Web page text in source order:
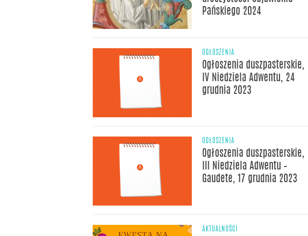
Pańskiego 2024
OGŁOSZENIA
Ogłoszenia duszpasterskie,
IV Niedziela Adwentu, 24
grudnia 2023
OGŁOSZENIA
Ogłoszenia duszpasterskie,
III Niedziela Adwentu –
Gaudete, 17 grudnia 2023
AKTUALNOŚCI